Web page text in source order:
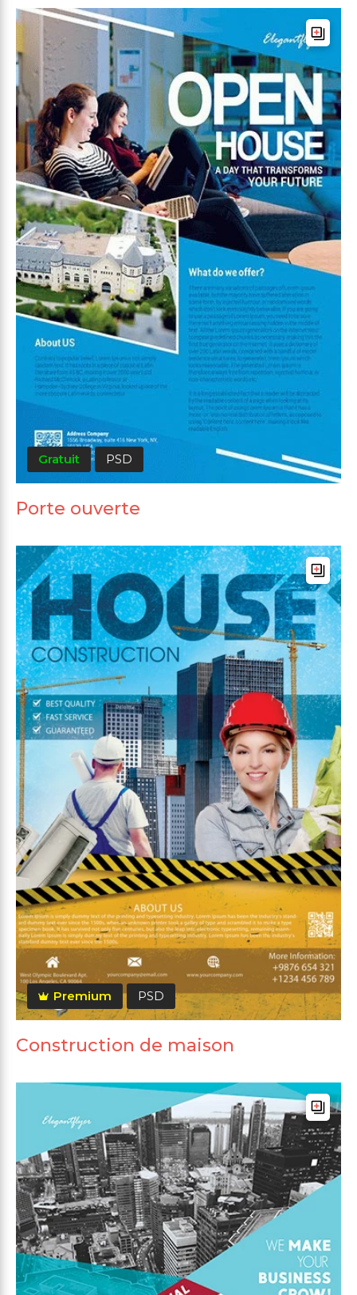
Gratuit PSD
Porte ouverte
Premium PSD
Construction de maison